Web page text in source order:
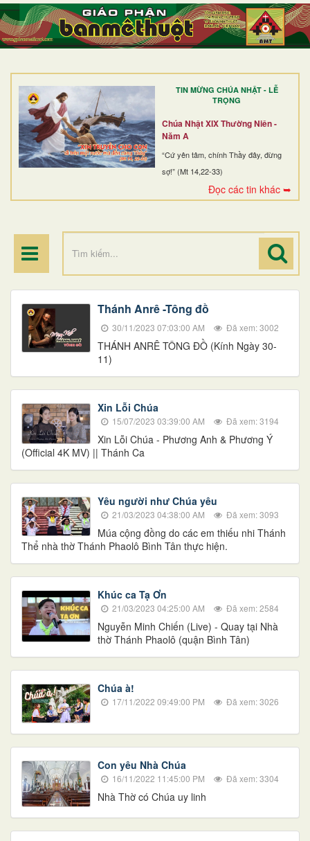
TIN MỪNG CHÚA NHẬT - LỄ
TRỌNG
Chúa Nhật XIX Thường Niên -
Năm A
“Cứ yên tâm, chính Thầy đây, đừng
sợ!” (Mt 14,22-33)
Đọc các tin khác ➥
TRANG NHẤT
GIỚI THIỆU
DÒNG TU
BAN MỤC VỤ
ĐOÀN THỂ CG
ĐIỂM HÀNH HƯƠNG
Thánh Anrê -Tông đồ
30/11/2023 07:03:00 AM Đã xem: 3002
THÁNH ANRÊ TÔNG ĐỒ (Kính Ngày 30-
11)
Xin Lỗi Chúa
15/07/2023 03:39:00 AM Đã xem: 3194
Xin Lỗi Chúa - Phương Anh & Phương Ý
(Official 4K MV) || Thánh Ca
Yêu người như Chúa yêu
21/03/2023 04:38:00 AM Đã xem: 3093
Múa cộng đồng do các em thiếu nhi Thánh
Thể nhà thờ Thánh Phaolô Bình Tân thực hiện.
Khúc ca Tạ Ơn
21/03/2023 04:25:00 AM Đã xem: 2584
Nguyễn Minh Chiến (Live) - Quay tại Nhà
thờ Thánh Phaolô (quận Bình Tân)
Chúa à!
17/11/2022 09:49:00 PM Đã xem: 3026
Con yêu Nhà Chúa
16/11/2022 11:45:00 PM Đã xem: 3304
Nhà Thờ có Chúa uy linh